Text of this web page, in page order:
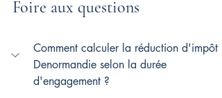
Foire aux questions
Comment calculer la réduction d'impôt
Denormandie selon la durée
d'engagement ?